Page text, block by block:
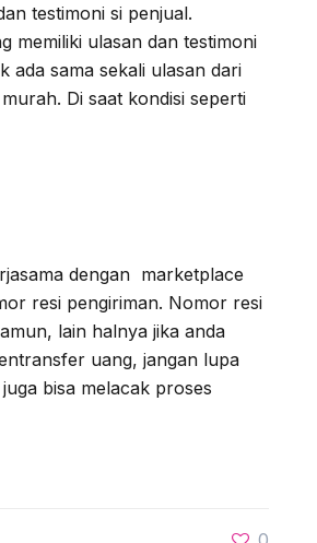
testimoni si penjual.
memiliki ulasan dan testimoni
ada sama sekali ulasan dari
Di saat kondisi seperti
dengan marketplace
resi pengiriman. Nomor resi
lain halnya jika anda
uang, jangan lupa
bisa melacak proses